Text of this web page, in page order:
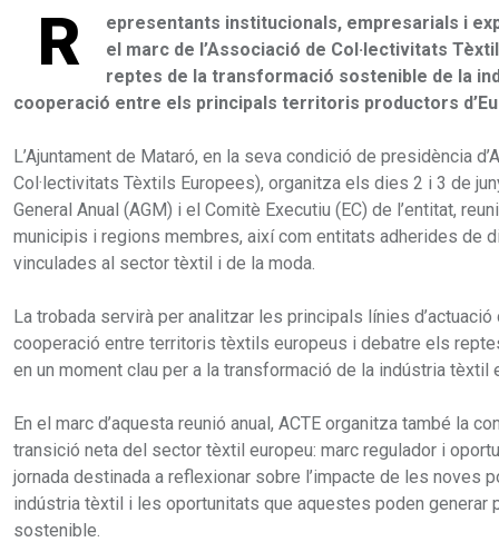
R
epresentants institucionals, empresarials i
el marc de l’Associació de Col·lectivitats
reptes de la transformació sostenible de la
cooperació entre els principals territoris productors
L’Ajuntament de Mataró, en la seva condició de presidència
Col·lectivitats Tèxtils Europees), organitza els dies 2 i 3 de
General Anual (AGM) i el Comitè Executiu (EC) de l’entitat,
municipis i regions membres, així com entitats adherides de
vinculades al sector tèxtil i de la moda.
La trobada servirà per analitzar les principals línies d’actuació
cooperació entre territoris tèxtils europeus i debatre els
en un moment clau per a la transformació de la indústria tèxtil
En el marc d’aquesta reunió anual, ACTE organitza també la
transició neta del sector tèxtil europeu: marc regulador i
jornada destinada a reflexionar sobre l’impacte de les noves
indústria tèxtil i les oportunitats que aquestes poden generar
sostenible.